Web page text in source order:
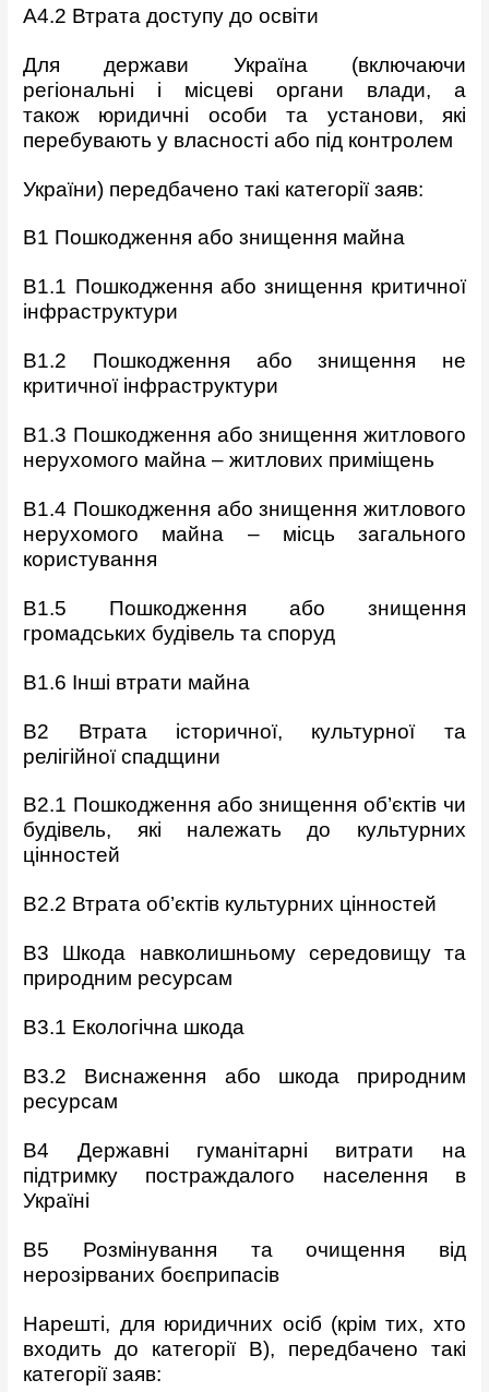
A4.2 Втрата доступу до освіти
Для держави Україна (включаючи
регіональні і місцеві органи влади, а
також юридичні особи та установи, які
перебувають у власності або під контролем
України) передбачено такі категорії заяв:
B1 Пошкодження або знищення майна
B1.1 Пошкодження або знищення критичної
інфраструктури
B1.2 Пошкодження або знищення не
критичної інфраструктури
B1.3 Пошкодження або знищення житлового
нерухомого майна –житлових приміщень
B1.4 Пошкодження або знищення житлового
нерухомого майна – місць загального
користування
B1.5 Пошкодження або знищення
громадських будівель та споруд
B1.6 Інші втрати майна
B2 Втрата історичної, культурної та
релігійної спадщини
B2.1 Пошкодження або знищення об’єктів чи
будівель, які належатьдо культурних
цінностей
B2.2 Втрата об’єктів культурних цінностей
B3 Шкода навколишньому середовищу та
природним ресурсам
B3.1 Екологічна шкода
B3.2 Виснаження або шкода природним
ресурсам
B4 Державні гуманітарні витрати на
підтримку постраждалого населення в
Україні
B5 Розмінування та очищення від
нерозірваних боєприпасів
Нарешті, для юридичних осіб (крім тих, хто
входить до категорії В), передбачено такі
категорії заяв: